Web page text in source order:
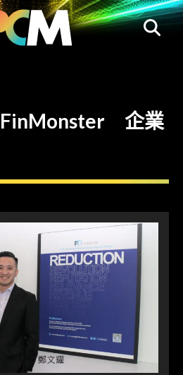
FinMonster 企業